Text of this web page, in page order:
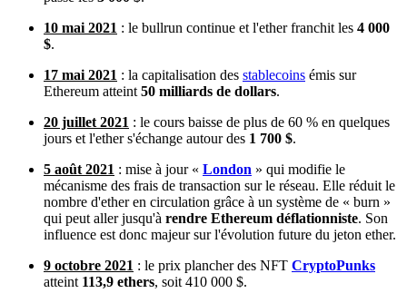
10 mai 2021 : le bullrun continue et l'ether franchit les 4 000
$.
17 mai 2021 : la capitalisation des stablecoins émis sur
Ethereum atteint 50 milliards de dollars.
20 juillet 2021 : le cours baisse de plus de 60 % en quelques
jours et l'ether s'échange autour des 1 700 $.
5 août 2021 : mise à jour « London » qui modifie le
mécanisme des frais de transaction sur le réseau. Elle réduit le
nombre d'ether en circulation grâce à un système de « burn »
qui peut aller jusqu'à rendre Ethereum déflationniste. Son
influence est donc majeur sur l'évolution future du jeton ether.
9 octobre 2021 : le prix plancher des NFT CryptoPunks
atteint 113,9 ethers, soit 410 000 $.